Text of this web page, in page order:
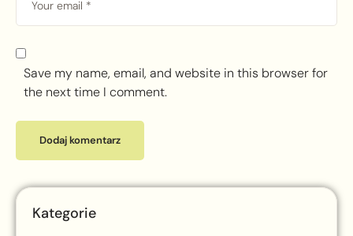
Save my name, email, and website in this browser for
the next time I comment.
Kategorie